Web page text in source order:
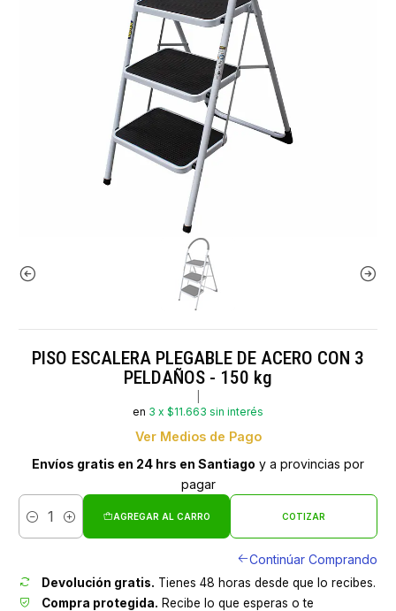
PISO ESCALERA PLEGABLE DE ACERO CON 3
PELDAÑOS - 150 kg
en 3 x $11.663 sin interés
Ver Medios de Pago
Envíos gratis en 24 hrs en Santiago y a provincias por
pagar
Cantidad
AGREGAR AL CARRO COTIZAR
Continúar Comprando
Devolución gratis. Tienes 48 horas desde que lo recibes.
Compra protegida. Recibe lo que esperas o te